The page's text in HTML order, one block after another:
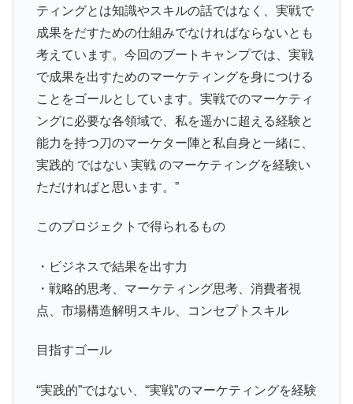
ティングとは知識やスキルの話ではなく、実戦で
成果をだすための仕組みでなければならないとも
考えています。今回のブートキャンプでは、実戦
で成果を出すためのマーケティングを身につける
ことをゴールとしています。実戦でのマーケティ
ングに必要な各領域で、私を遥かに超える経験と
能力を持つ刀のマーケター陣と私自身と一緒に、
実践的 ではない 実戦 のマーケティングを経験い
ただければと思います。”
このプロジェクトで得られるもの
・ビジネスで結果を出す力
・戦略的思考、マーケティング思考、消費者視
点、市場構造解明スキル、コンセプトスキル
目指すゴール
“実践的”ではない、“実戦”のマーケティングを経験